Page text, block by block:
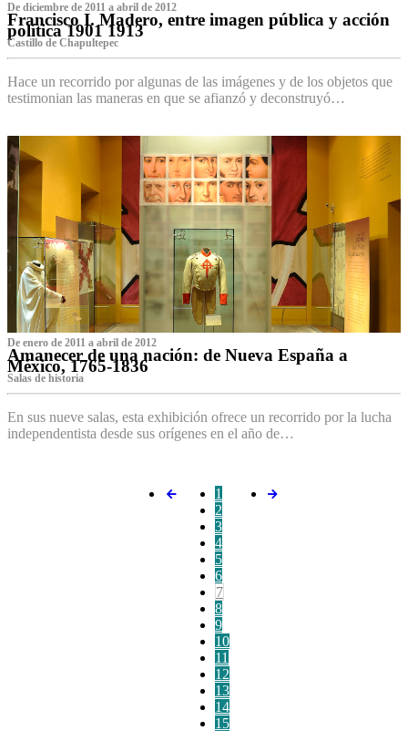
De diciembre de 2011 a abril de 2012
Francisco I. Madero, entre imagen pública y acción
política 1901 1913
Castillo de Chapultepec
Hace un recorrido por algunas de las imágenes y de los objetos que
testimonian las maneras en que se afianzó y deconstruyó…
De enero de 2011 a abril de 2012
Amanecer de una nación: de Nueva España a
México, 1765-1836
Salas de historia
En sus nueve salas, esta exhibición ofrece un recorrido por la lucha
independentista desde sus orígenes en el año de…
1
2
3
4
5
6
7
8
9
10
11
12
13
14
15